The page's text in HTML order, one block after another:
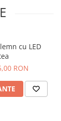
cu LED
RON